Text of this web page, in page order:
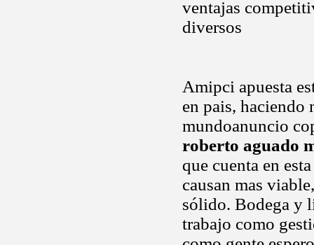
ventajas
diversos
Amipci apuesta
en pais, haciendo
mundoanuncio
roberto aguado
que cuenta en
causan mas
sólido. Bodega y
trabajo como